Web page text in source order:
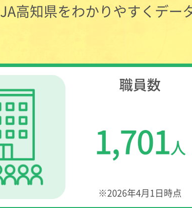
JA高知県をわかりやすくデー
職員数
1,701人
※2026年4月1日時点